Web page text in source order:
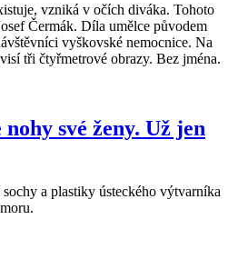
vzniká v očích diváka. Tohoto
Čermák. Díla umělce původem
vyškovské nemocnice. Na
tři čtyřmetrové obrazy. Bez jména.
své ženy. Už jen
a plastiky ústeckého výtvarníka